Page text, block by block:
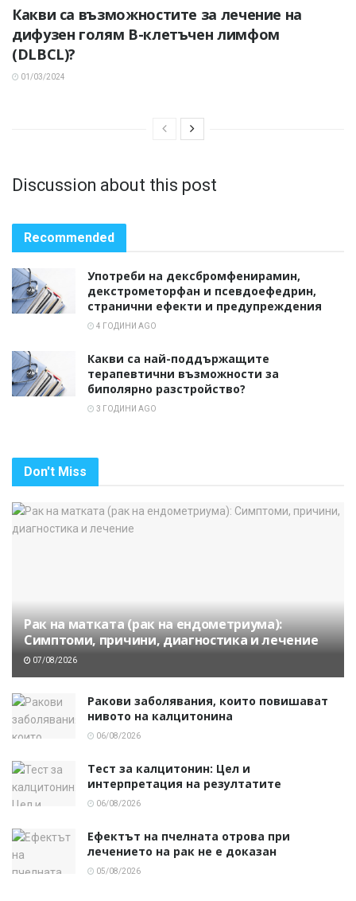
Какви са възможностите за лечение на
дифузен голям В-клетъчен лимфом
(DLBCL)?
01/03/2024
Discussion about this post
Recommended
Употреби на дексбромфенирамин,
декстрометорфан и псевдоефедрин,
странични ефекти и предупреждения
4 ГОДИНИ AGO
Какви са най-поддържащите
терапевтични възможности за
биполярно разстройство?
3 ГОДИНИ AGO
Don't Miss
Рак на матката (рак на ендометриума):
Симптоми, причини, диагностика и лечение
07/08/2026
Ракови заболявания, които повишават
нивото на калцитонина
06/08/2026
Тест за калцитонин: Цел и
интерпретация на резултатите
06/08/2026
Ефектът на пчелната отрова при
лечението на рак не е доказан
05/08/2026